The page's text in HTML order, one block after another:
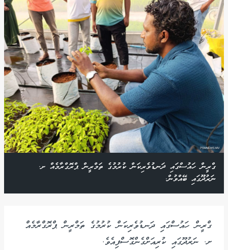
ގްރީން ހައުސްގައި ދަނޑުވެރިކަން ކުރުމުގެ ތަމްރީން ޕްރޮގްރާމެއް ށ.
ނަރުދޫގައި ބޭއްވުން.
ގްރީން ހައުސްގައި ދަނޑުވެރިކަން ކުރުމުގެ ތަމްރީން ޕްރޮގްރާމެއް
ށ. ނަރުދޫގައި ކުރިއަށްގެންގޮސްފިއެވެ.